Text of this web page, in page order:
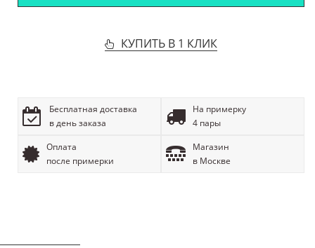
КУПИТЬ В 1 КЛИК
Бесплатная доставка
в день заказа
На примерку
4 пары
Оплата
после примерки
Магазин
в Москве